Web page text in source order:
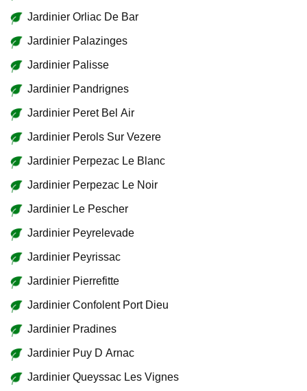
Jardinier Orliac De Bar
Jardinier Palazinges
Jardinier Palisse
Jardinier Pandrignes
Jardinier Peret Bel Air
Jardinier Perols Sur Vezere
Jardinier Perpezac Le Blanc
Jardinier Perpezac Le Noir
Jardinier Le Pescher
Jardinier Peyrelevade
Jardinier Peyrissac
Jardinier Pierrefitte
Jardinier Confolent Port Dieu
Jardinier Pradines
Jardinier Puy D Arnac
Jardinier Queyssac Les Vignes